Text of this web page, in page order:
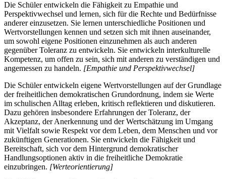
Die Schüler entwickeln die Fähigkeit zu Empathie und
Perspektivwechsel und lernen, sich für die Rechte und Bedürfnisse
anderer einzusetzen. Sie lernen unterschiedliche Positionen und
Wertvorstellungen kennen und setzen sich mit ihnen auseinander,
um sowohl eigene Positionen einzunehmen als auch anderen
gegenüber Toleranz zu entwickeln. Sie entwickeln interkulturelle
Kompetenz, um offen zu sein, sich mit anderen zu verständigen und
angemessen zu handeln. [Empathie und Perspektivwechsel]
Die Schüler entwickeln eigene Wertvorstellungen auf der Grundlage
der freiheitlichen demokratischen Grundordnung, indem sie Werte
im schulischen Alltag erleben, kritisch reflektieren und diskutieren.
Dazu gehören insbesondere Erfahrungen der Toleranz, der
Akzeptanz, der Anerkennung und der Wertschätzung im Umgang
mit Vielfalt sowie Respekt vor dem Leben, dem Menschen und vor
zukünftigen Generationen. Sie entwickeln die Fähigkeit und
Bereitschaft, sich vor dem Hintergrund demokratischer
Handlungsoptionen aktiv in die freiheitliche Demokratie
einzubringen. [Werteorientierung]